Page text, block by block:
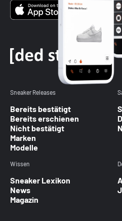
Sneaker Releases
Bereits bestätigt
Bereits erschienen
Nicht bestätigt
Marken
Modelle
Wissen
Sneaker Lexikon
News
Magazin